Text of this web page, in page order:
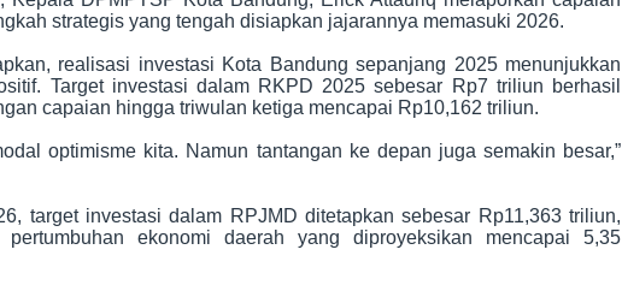
strategis yang tengah disiapkan jajarannya memasuki 2026.
realisasi investasi Kota Bandung sepanjang 2025 menunjukkan
Target investasi dalam RKPD 2025 sebesar Rp7 triliun berhasil
capaian hingga triwulan ketiga mencapai Rp10,162 triliun.
optimisme kita. Namun tantangan ke depan juga semakin besar,”
target investasi dalam RPJMD ditetapkan sebesar Rp11,363 triliun,
pertumbuhan ekonomi daerah yang diproyeksikan mencapai 5,35